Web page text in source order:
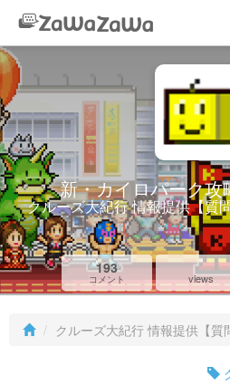
新・カイロパーク攻
クルーズ大紀行 情報提供【質
193
コメント views
クルーズ大紀行 情報提供【質